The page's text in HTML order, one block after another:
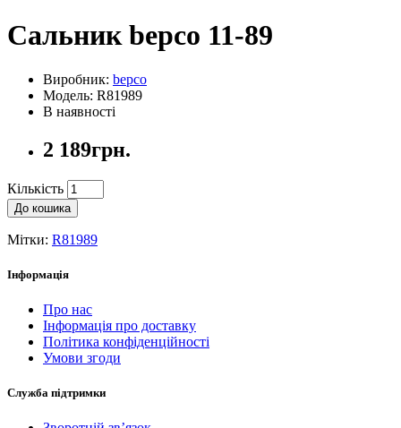
Сальник bepco 11-89
Виробник: bepco
Модель: R81989
В наявності
2 189грн.
Кількість
До кошика
Мітки: R81989
Інформація
Про нас
Інформація про доставку
Політика конфіденційності
Умови згоди
Служба підтримки